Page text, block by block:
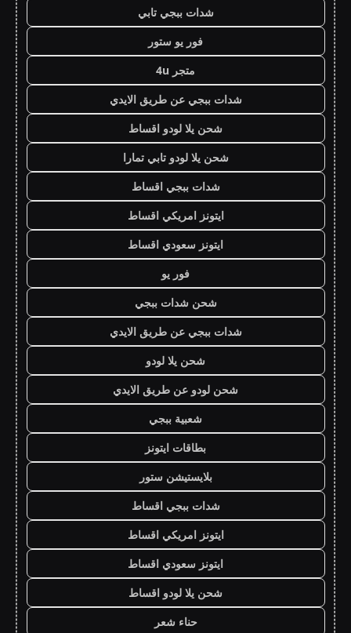
شدات ببجي تابي
فور يو ستور
متجر 4u
شدات ببجي عن طريق الايدي
شحن يلا لودو اقساط
شحن يلا لودو تابي تمارا
شدات ببجي اقساط
ايتونز امريكي اقساط
ايتونز سعودي اقساط
فور يو
شحن شدات ببجي
شدات ببجي عن طريق الايدي
شحن يلا لودو
شحن لودو عن طريق الايدي
شعبية ببجي
بطاقات ايتونز
بلايستيشن ستور
شدات ببجي اقساط
ايتونز امريكي اقساط
ايتونز سعودي اقساط
شحن يلا لودو اقساط
حناء شعر